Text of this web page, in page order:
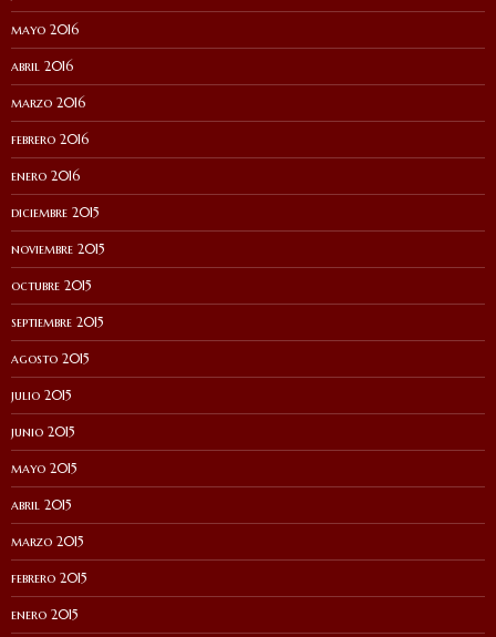
mayo 2016
abril 2016
marzo 2016
febrero 2016
enero 2016
diciembre 2015
noviembre 2015
octubre 2015
septiembre 2015
agosto 2015
julio 2015
junio 2015
mayo 2015
abril 2015
marzo 2015
febrero 2015
enero 2015